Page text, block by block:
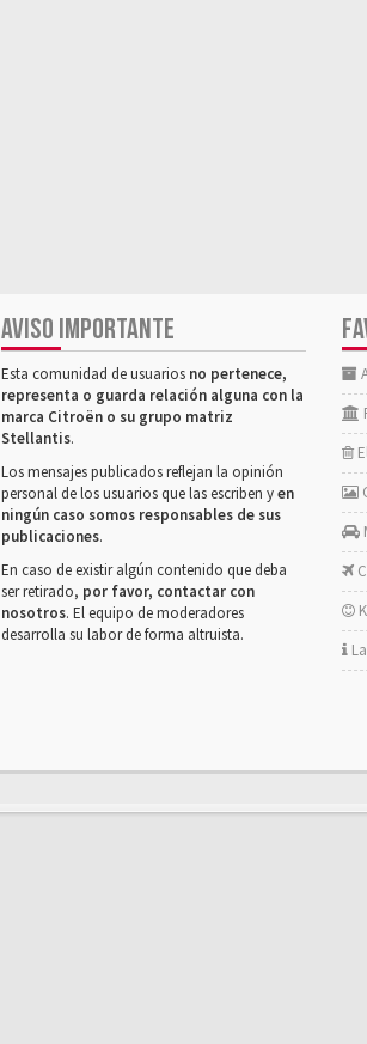
AVISO IMPORTANTE
Esta comunidad de usuarios no pertenece,
representa o guarda relación alguna con la
marca Citroën o su grupo matriz
Stellantis.
Los mensajes publicados reflejan la opinión
personal de los usuarios que las escriben yen
ningún caso somos responsables de sus
publicaciones.
En caso de existir algún contenido que deba
ser retirado, por favor, contactar con
nosotros. El equipo de moderadores
desarrolla su labor de forma altruista.